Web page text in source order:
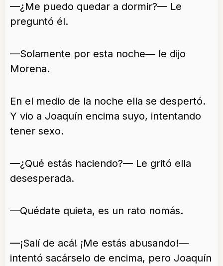
—¿Me puedo quedar a dormir?— Le
preguntó él.
—Solamente por esta noche— le dijo
Morena.
En el medio de la noche ella se despertó.
Y vio a Joaquín encima suyo, intentando
tener sexo.
—¿Qué estás haciendo?— Le gritó ella
desesperada.
—Quédate quieta, es un rato nomás.
—¡Salí de acá! ¡Me estás abusando!—
intentó sacárselo de encima, pero Joaquín